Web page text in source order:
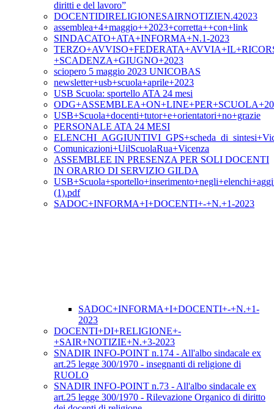
diritti e del lavoro”
DOCENTIDIRELIGIONESAIRNOTIZIEN.42023
assemblea+4+maggio++2023+corretta++con+link
SINDACATO+ATA+INFORMA+N.1-2023
+SCADENZA+GIUGNO+2023
sciopero 5 maggio 2023 UNICOBAS
newsletter+usb+scuola+aprile+2023
USB Scuola: sportello ATA 24 mesi
USB+Scuola+docenti+tutor+e+orientatori+no+grazie
PERSONALE ATA 24 MESI
Comunicazioni+UilScuolaRua+Vicenza
ASSEMBLEE IN PRESENZA PER SOLI DOCENTI
IN ORARIO DI SERVIZIO GILDA
(1).pdf
SADOC+INFORMA+I+DOCENTI+-+N.+1-2023
SADOC+INFORMA+I+DOCENTI+-+N.+1-
2023
DOCENTI+DI+RELIGIONE+-
+SAIR+NOTIZIE+N.+3-2023
SNADIR INFO-POINT n.174 - All'albo sindacale ex
art.25 legge 300/1970 - insegnanti di religione di
RUOLO
SNADIR INFO-POINT n.73 - All'albo sindacale ex
art.25 legge 300/1970 - Rilevazione Organico di diritto